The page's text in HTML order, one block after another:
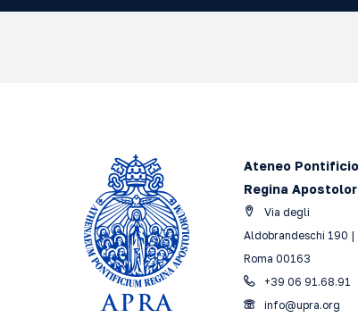
Ateneo Pontificio
Regina
Via degli
Aldobrandeschi 190 |
Roma 00163
+39 06 91.68.91
info@upra.org